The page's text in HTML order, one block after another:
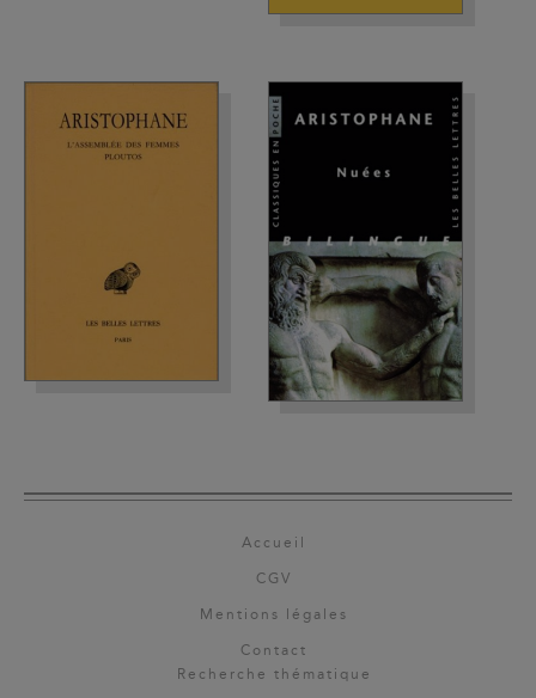
Accueil
CGV
Mentions légales
Contact
Recherche thématique